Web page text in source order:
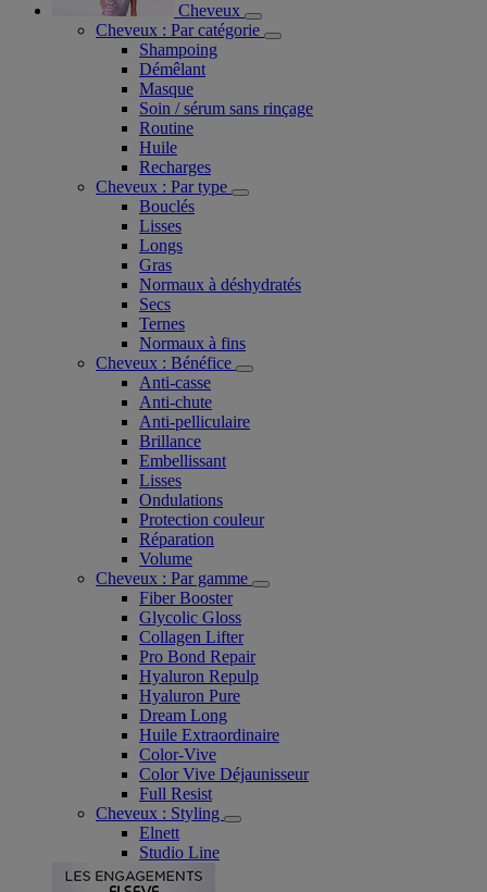
Cheveux
Cheveux : Par catégorie
Shampoing
Démêlant
Masque
Soin / sérum sans rinçage
Routine
Huile
Recharges
Cheveux : Par type
Bouclés
Lisses
Longs
Gras
Normaux à déshydratés
Secs
Ternes
Normaux à fins
Cheveux : Bénéfice
Anti-casse
Anti-chute
Anti-pelliculaire​
Brillance
Embellissant
Lisses
Ondulations
Protection couleur​
Réparation
Volume
Cheveux : Par gamme
Fiber Booster
Glycolic Gloss
Collagen Lifter
Pro Bond Repair
Hyaluron Repulp
Hyaluron Pure
Dream Long
Huile Extraordinaire
Color-Vive
Color Vive Déjaunisseur
Full Resist
Cheveux : Styling
Elnett
Studio Line